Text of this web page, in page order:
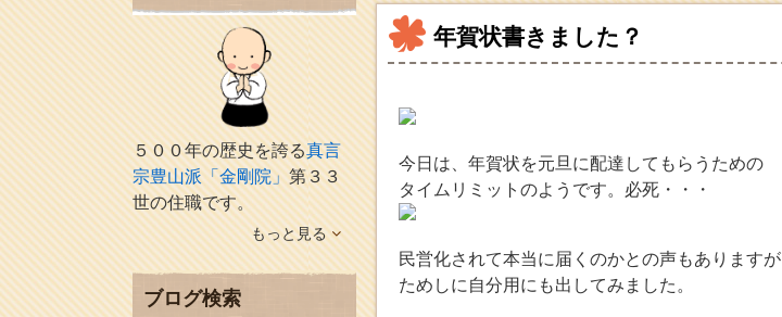
年賀状書きました？
今日は、年賀状を元旦に配達してもらうための
タイムリミットのようです。必死・・・
民営化されて本当に届くのかとの声もありますが
ためしに自分用にも出してみました。
５００年の歴史を誇る真言
宗豊山派「金剛院」第３３
世の住職です。
もっと見る
ブログ検索